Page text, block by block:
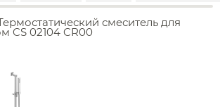
смеситель для
CS 02104 CR00